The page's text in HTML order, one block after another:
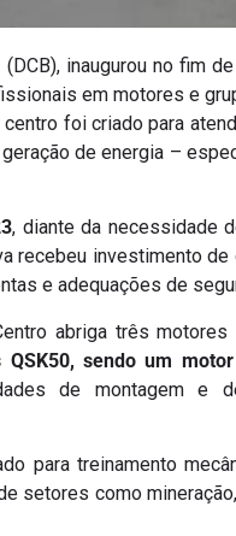
inaugurou no fim
em motores e
foi criado para
de energia –
, diante da necessidade
recebeu investimento
e adequações de
abriga três
sendo um
de montagem e
para treinamento
setores como